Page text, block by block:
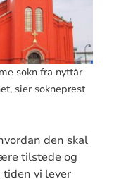
sokn fra nyttår
sier sokneprest
den skal
tilstede og
vi lever